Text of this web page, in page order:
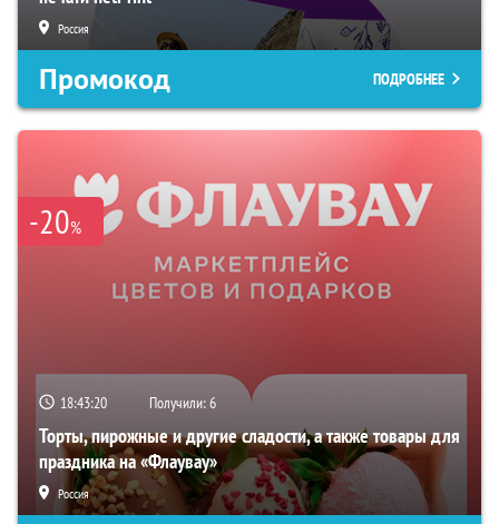
Россия
Промокод ПОДРОБНЕЕ
-20%
18:43:19 Получили:6
Торты, пирожные и другие сладости, а также товары для
праздника на «Флаувау»
Россия